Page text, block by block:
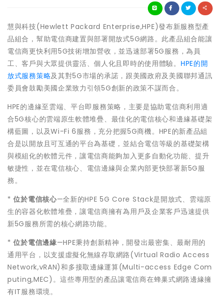
慧與科技(Hewlett Packard Enterprise,HPE)發布新服務型產
品組合，幫助電信商建置與部署開放式5G網路。此產品組合能讓
電信商更快利用5G技術增加營收，並迅速部署5G服務，為員
工、客戶與大眾提供靈活、個人化且即時的使用體驗。 HPE的開
放式服務策略及其對5G市場的承諾，跟美國政府及美國聯邦通訊
委員會鼓勵美國企業致力引領5G創新的政策不謀而合。
HPE的邊緣至雲端、平台即服務策略，主要是協助電信商利用適
合5G核心的雲端原生軟體堆疊、最佳化的電信核心和邊緣基礎架
構藍圖，以及Wi-Fi 6服務，充分把握5G商機。 HPE的新產品組
合是以開放且可互通的平台為基礎，並結合電信等級的基礎架構
與模組化的軟體元件，讓電信商能夠加入更多自動化功能、提升
敏捷性，並在電信核心、電信邊緣與企業內部更快部署新5G服
務。
*位於電信核心—全新的HPE 5G Core Stack是開放式、雲端原
生的容器化軟體堆疊，讓電信商擁有為用戶及企業客戶迅速提供
新5G服務所需的核心網路功能。
*位於電信邊緣—HPE秉持創新精神 ， 開發出最密集、最耐用的
通用平台 ，以支援虛擬化無線存取網路(Virtual Radio Access
Network,vRAN)和多接取邊緣運算(Multi-access Edge Com
puting,MEC) 。這些專用型的產品讓電信商在蜂巢式網路邊緣擁
有IT服務環境。